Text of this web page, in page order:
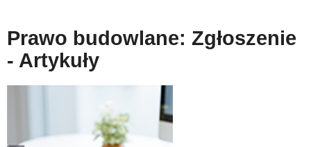
PORADY PRAWNE ONLINE
PRAWO NA CO DZIEŃ
PRAWO W BIZNESIE
Prawo budowlane: Zgłoszenie
- Artykuły